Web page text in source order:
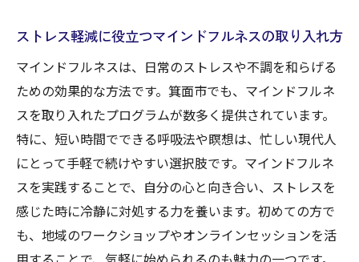
ストレス軽減に役立つマインドフルネスの取り入れ方
マインドフルネスは、日常のストレスや不調を和らげる
ための効果的な方法です。箕面市でも、マインドフルネ
スを取り入れたプログラムが数多く提供されています。
特に、短い時間でできる呼吸法や瞑想は、忙しい現代人
にとって手軽で続けやすい選択肢です。マインドフルネ
スを実践することで、自分の心と向き合い、ストレスを
感じた時に冷静に対処する力を養います。初めての方で
も、地域のワークショップやオンラインセッションを活